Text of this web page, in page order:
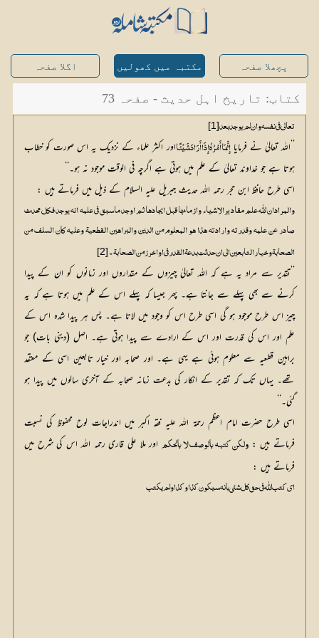
پچھلا صفحہ مکتبہ میں کھولیں اگلا صفحہ
کتاب: تاریخ اہل حدیث - صفحہ 73
تعالی فی نفسہ وان لم یوجد بعد[1]
’’اللہ تعالیٰ نے فرمایاإِنَّمَا أَمْرُهُ إِذَا أَرَادَ شَيْئًا
ہوتا ہے جو خداوند تعالیٰ کے علم میں ہوتی ہے اگرچہ فی الوقت موجود نہ ہو۔‘‘
اسی طرح حافظ ابن حجر رحمہ اللہ حدیث جبریل علیہ السلام کے ذیل میں فرماتے ہیں :
والمرادان اللّٰہ علم مقاد یرالاشیاء وازمانھا قبل ایجادھا ثم اوجد ماسبق فی علمہ انہ یوجد فکل محدث
صادر عن علمہ وقدرتہ وارادتہ ھذا ھو المعلوم من الدین والبراھین القطعیۃ وعلیہ کان السلف من
الصحابۃ وخیار التابعین الی ان حدثت بدعۃ القدر فی اواخر زمن الصحابۃ۔[2]
’’تقدیر سے مراد یہ ہے کہ اللہ تعالیٰ چیزوں کے مقداروں اور زمانوں کو ان کے پیدا
کرنے سے بھی پہلے سے جانتا ہے۔ پھر جیسا کہ پہلے اس کے علم میں ہوتا ہے کہ یہ
چیز اس طرح موجود ہو گی اسی طرح اس کو وجود میں لاتا ہے۔ پس ہر پیدا شدہ اس کے
علم اور اس کی قدرت اور اس کے ارادے سے پیدا ہوتی ہے۔ اصل (دینی بات) جو
براہین قطعیہ سے معلوم ہوئی ہے یہی ہے۔ اور صحابہ اور خیار تابعین اسی کے معتقد
تھے۔ یہاں تک کہ تقدیر کے انکار کی بدعت زمانہ صحابہ کے آخری سالوں میں پیدا ہو
گئی۔‘‘
اسی طرح حضرت امام اعظم رحمۃ اللہ علیہ فقہ اکبر میں اندراجات لوح محفوظ کی نسبت
فرماتے ہیں :ولکن کتبہ بالوصف لا بالحکم
فرماتے ہیں :
ای کتب اللّٰہ فی حق کل شئی بانہ سیکون کذ او کذا ولم یکتب